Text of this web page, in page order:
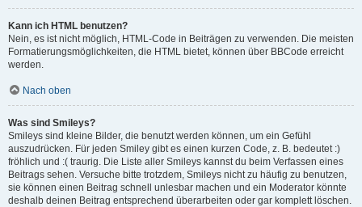
Kann ich HTML benutzen?
Nein, es ist nicht möglich, HTML-Code in Beiträgen zu verwenden. Die meisten
Formatierungsmöglichkeiten, die HTML bietet, können über BBCode erreicht
werden.
Nach oben
Was sind Smileys?
Smileys sind kleine Bilder, die benutzt werden können, um ein Gefühl
auszudrücken. Für jeden Smiley gibt es einen kurzen Code, z. B. bedeutet :)
fröhlich und :( traurig. Die Liste aller Smileys kannst du beim Verfassen eines
Beitrags sehen. Versuche bitte trotzdem, Smileys nicht zu häufig zu benutzen,
sie können einen Beitrag schnell unlesbar machen und ein Moderator könnte
deshalb deinen Beitrag entsprechend überarbeiten oder gar komplett löschen.